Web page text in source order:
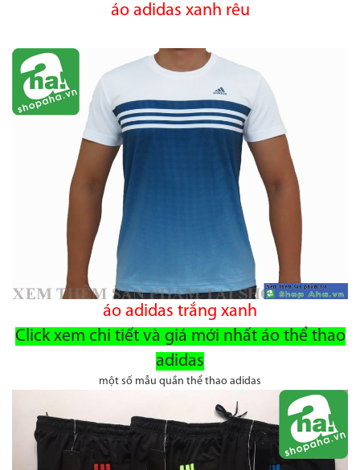
áo adidas xanh rêu
áo adidas trắng xanh
Click xem chi tiết và giá mới nhất áo thể thao
adidas
một số mẫu quần thể thao adidas